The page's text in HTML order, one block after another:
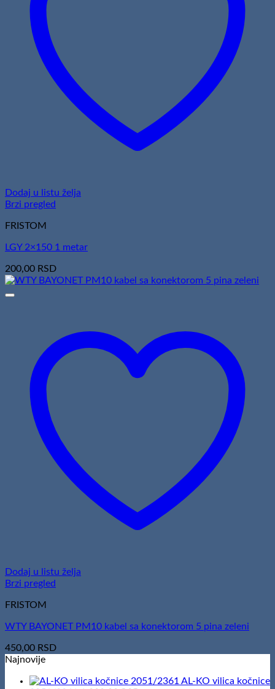
Dodaj u listu želja
Brzi pregled
FRISTOM
LGY 2×150 1 metar
200,00 RSD
Dodaj u listu želja
Brzi pregled
FRISTOM
WTY BAYONET PM10 kabel sa konektorom 5 pina zeleni
450,00 RSD
Najnovije
AL-KO vilica kočnice